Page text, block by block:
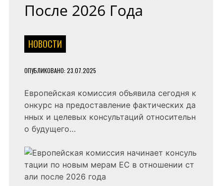
После 2026 Года
НОВОСТИ
ОПУБЛИКОВАНО: 23.07.2025
Европейская комиссия объявила сегодня к
онкурс на предоставление фактических да
нных и целевых консультаций относительн
о будущего…